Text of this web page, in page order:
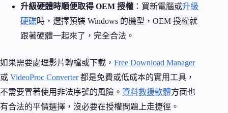
升級硬體時順便取得 OEM 授權 ：買新電腦或升級
硬碟時，選擇預裝 Windows 的機型，OEM 授權就
跟著硬體一起來了，完全合法。
如果需要處理影片轉檔或下載， Free Download Manager
或 VideoProc Converter都是免費或低成本的實用工具，
不需要冒著使用非法序號的風險。 資料救援軟體方面也
有合法的平價選擇，沒必要在授權問題上走捷徑。